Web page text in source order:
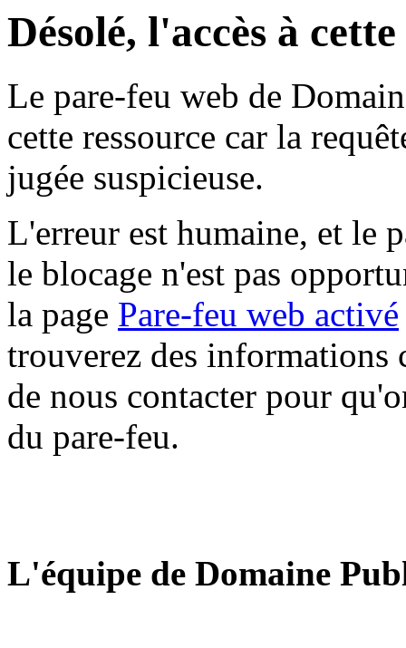
Désolé, l'accès à
Le pare-feu web de
cette ressource car la
jugée suspicieuse.
L'erreur est humaine, et le
le blocage n'est pas
la page Pare-feu web activé
trouverez des informations
de nous contacter pour
du pare-feu.
L'équipe de Domaine